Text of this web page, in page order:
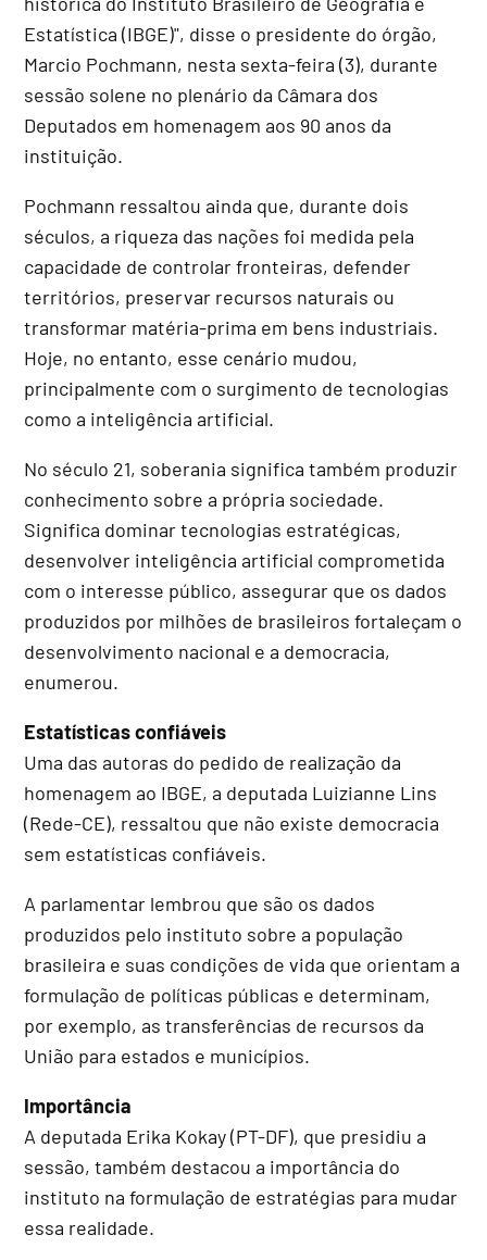
Estatística (IBGE)", disse o presidente do órgão,
Marcio Pochmann, nesta sexta-feira (3), durante
sessão solene no plenário da Câmara dos
Deputados em homenagem aos 90 anos da
instituição.
Pochmann ressaltou ainda que, durante dois
séculos, a riqueza das nações foi medida pela
capacidade de controlar fronteiras, defender
territórios, preservar recursos naturais ou
transformar matéria-prima em bens industriais.
Hoje, no entanto, esse cenário mudou,
principalmente com o surgimento de tecnologias
como a inteligência artificial.
No século 21, soberania significa também produzir
conhecimento sobre a própria sociedade.
Significa dominar tecnologias estratégicas,
desenvolver inteligência artificial comprometida
com o interesse público, assegurar que os dados
produzidos por milhões de brasileiros fortaleçam o
desenvolvimento nacional e a democracia,
enumerou.
Estatísticas confiáveis
Uma das autoras do pedido de realização da
homenagem ao IBGE, a deputada Luizianne Lins
(Rede-CE), ressaltou que não existe democracia
sem estatísticas confiáveis.
A parlamentar lembrou que são os dados
produzidos pelo instituto sobre a população
brasileira e suas condições de vida que orientam a
formulação de políticas públicas e determinam,
por exemplo, as transferências de recursos da
União para estados e municípios.
Importância
A deputada Erika Kokay (PT-DF), que presidiu a
sessão, também destacou a importância do
instituto na formulação de estratégias para mudar
essa realidade.